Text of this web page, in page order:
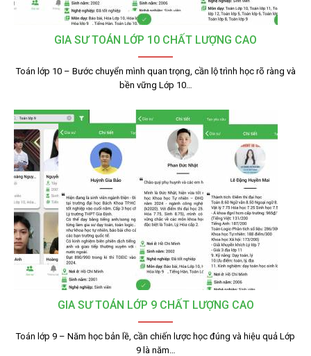
GIA SƯ TOÁN LỚP 10 CHẤT LƯỢNG CAO
Toán lớp 10 – Bước chuyển mình quan trọng, cần lộ trình học rõ ràng và
bền vững Lớp 10…
GIA SƯ TOÁN LỚP 9 CHẤT LƯỢNG CAO
Toán lớp 9 – Năm học bản lề, cần chiến lược học đúng và hiệu quả Lớp
9 là năm…